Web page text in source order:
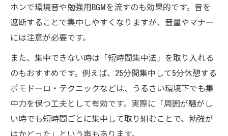
ホンで環境音や勉強用BGMを流すのも効果的です。音を
遮断することで集中しやすくなりますが、音量やマナー
には注意が必要です。
また、集中できない時は「短時間集中法」を取り入れる
のもおすすめです。例えば、25分間集中して5分休憩する
ポモドーロ・テクニックなどは、うるさい環境下でも集
中力を保つ工夫として有効です。実際に「周囲が騒がし
い時でも短時間ごとに集中して取り組むことで、勉強が
はかどった」という声もあります。